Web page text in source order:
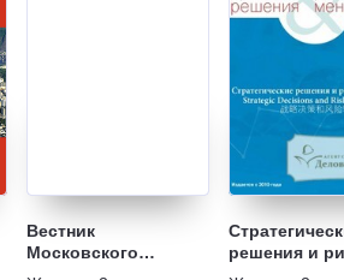
Вестник
Московского
финансово-
решения и
менеджмент